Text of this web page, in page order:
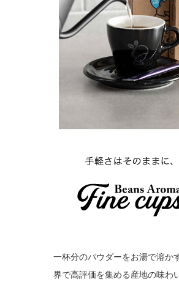
一杯分のパウダーをお湯で溶か
界で高評価を集める産地の味わ